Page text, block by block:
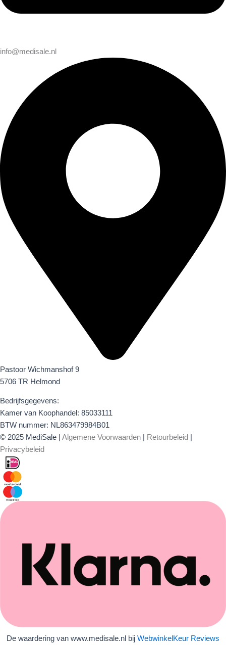
info@medisale.nl
Pastoor Wichmanshof 9
5706 TR Helmond
Bedrijfsgegevens:
Kamer van Koophandel: 85033111
BTW nummer: NL863479984B01
© 2025 MediSale | Algemene Voorwaarden Retourbeleid
Privacybeleid
De waardering van www.medisale.nl bij WebwinkelKeur Reviews